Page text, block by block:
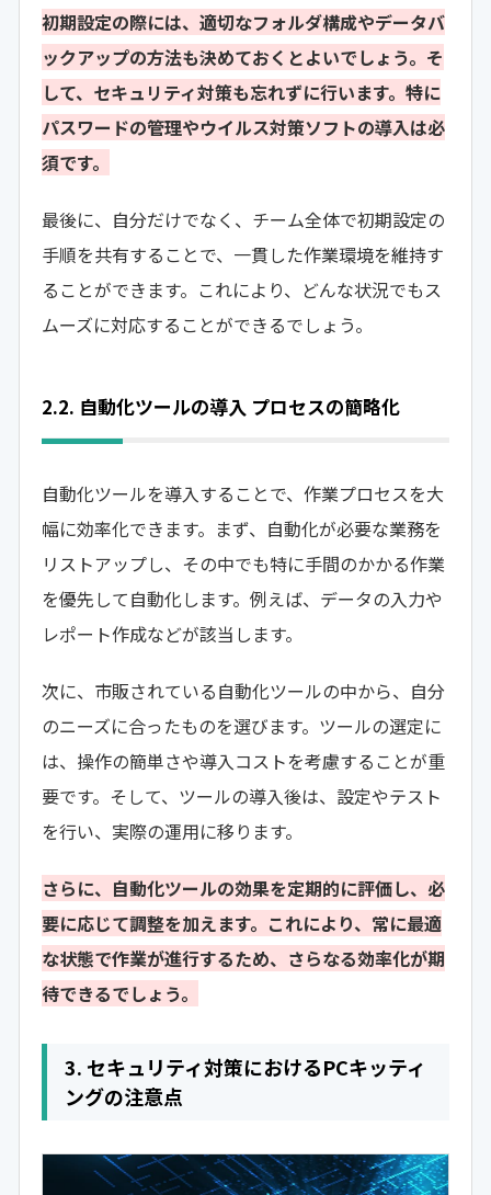
初期設定の際には、適切なフォルダ構成やデータバ
ックアップの方法も決めておくとよいでしょう。そ
して、セキュリティ対策も忘れずに行います。特に
パスワードの管理やウイルス対策ソフトの導入は必
須です。
最後に、自分だけでなく、チーム全体で初期設定の
手順を共有することで、一貫した作業環境を維持す
ることができます。これにより、どんな状況でもス
ムーズに対応することができるでしょう。
2.2. 自動化ツールの導入 プロセスの簡略化
自動化ツールを導入することで、作業プロセスを大
幅に効率化できます。まず、自動化が必要な業務を
リストアップし、その中でも特に手間のかかる作業
を優先して自動化します。例えば、データの入力や
レポート作成などが該当します。
次に、市販されている自動化ツールの中から、自分
のニーズに合ったものを選びます。ツールの選定に
は、操作の簡単さや導入コストを考慮することが重
要です。そして、ツールの導入後は、設定やテスト
を行い、実際の運用に移ります。
さらに、自動化ツールの効果を定期的に評価し、必
要に応じて調整を加えます。これにより、常に最適
な状態で作業が進行するため、さらなる効率化が期
待できるでしょう。
3. セキュリティ対策におけるPCキッティ
ングの注意点